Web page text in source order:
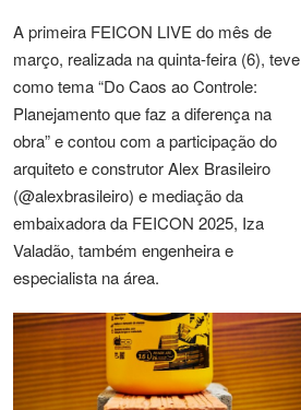
A primeira FEICON LIVE do mês de
março, realizada na quinta-feira (6), teve
como tema “Do Caos ao Controle:
Planejamento que faz a diferença na
obra” e contou com a participação do
arquiteto e construtor Alex Brasileiro
(@alexbrasileiro) e mediação da
embaixadora da FEICON 2025, Iza
Valadão, também engenheira e
especialista na área.